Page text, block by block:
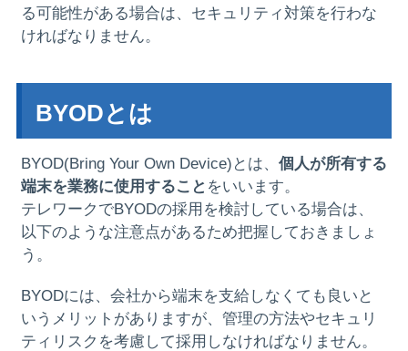
る可能性がある場合は、セキュリティ対策を行わな
ければなりません。
BYODとは
BYOD(Bring Your Own Device)とは、 個人が所有する
端末を業務に使用すること をいいます。
テレワークでBYODの採用を検討している場合は、
以下のような注意点があるため把握しておきましょ
う。
BYODには、会社から端末を支給しなくても良いと
いうメリットがありますが、管理の方法やセキュリ
ティリスクを考慮して採用しなければなりません。